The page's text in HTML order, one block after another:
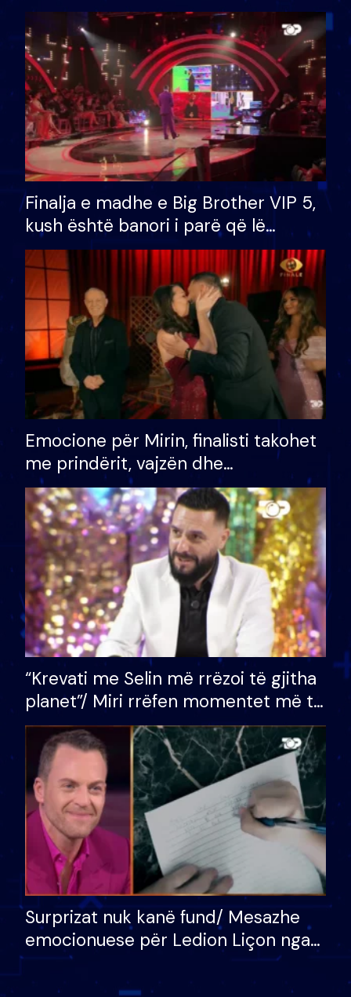
Finalja e madhe e Big Brother VIP 5,
kush është banori i parë që lë
shtëpinë dhe humb mundësinë për
të fituar çmimin e madh
Emocione për Mirin, finalisti takohet
me prindërit, vajzën dhe
bashkëshorten: S’kemi ndonjë letër
divorci apo jo?
“Krevati me Selin më rrëzoi të gjitha
planet”/ Miri rrëfen momentet më të
bukura në shtëpinë e BB VIP: Do më
mungojë zilja e mëngjesit kur…
Surprizat nuk kanë fund/ Mesazhe
emocionuese për Ledion Liçon nga
nëna dhe fëmijët e tij, moderatori
nuk i mban dot lotët: Nuk meritoj…